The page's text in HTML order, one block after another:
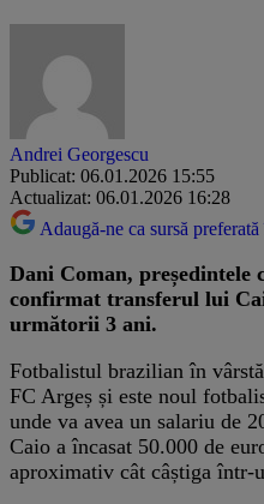
Andrei Georgescu
Publicat: 06.01.2026 15:55
Actualizat: 06.01.2026 16:28
Adaugă-ne ca sursă
Dani Coman, președintele
confirmat transferul lui
următorii 3 ani.
Fotbalistul brazilian în
FC Argeș și este noul
unde va avea un salariu de
Caio a încasat 50.000 de
aproximativ cât câștiga